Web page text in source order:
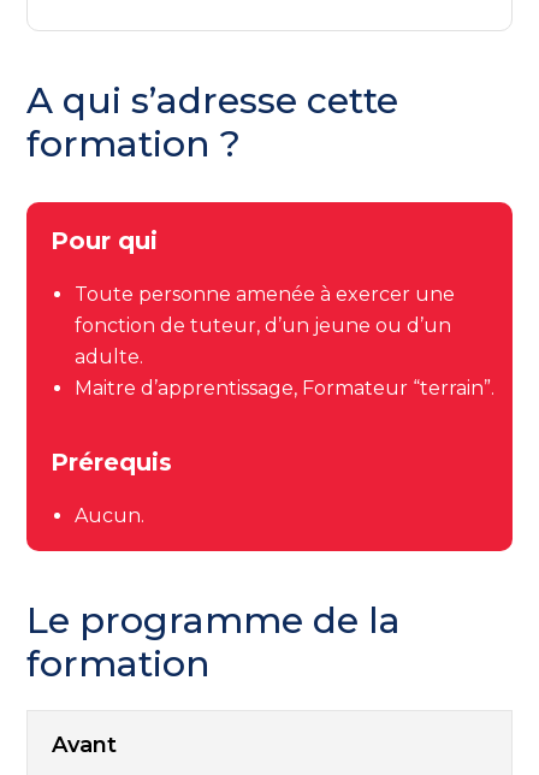
A qui s’adresse cette
formation ?
Pour qui
Toute personne amenée à exercer une
fonction de tuteur, d’un jeune ou d’un
adulte.
Maitre d’apprentissage, Formateur “terrain”.
Prérequis
Aucun.
Le programme de la
formation
Avant